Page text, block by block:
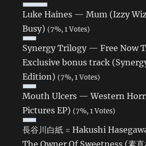
Luke Haines — Mum (Izzy
Busy) (7%, 1 Votes)
Synergy Trilogy — Free Now
Exclusive bonus track
Edition) (7%, 1 Votes)
Mouth Ulcers — Western
Pictures EP) (7%, 1 Votes)
長谷川白紙 = Hakushi
The Owner Of Sweetness (素直